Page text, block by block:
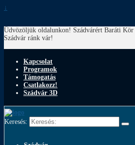
↓
Üdvözöljük oldalunkon! Szádvárért Baráti Kör
Szádvár ránk vár!
Kapcsolat
Programok
Támogatás
Csatlakozz!
Szádvár 3D
Keresés: